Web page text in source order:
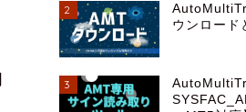
2
ウンロード
3